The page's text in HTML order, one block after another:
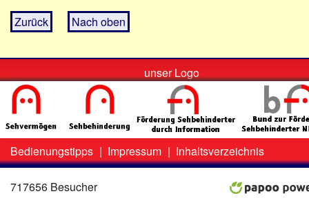
Zurück Nach oben
unser Logo
Zweit-
Menü
Bedienungstipps | Impressum | Inhaltsverzeichnis
717656 Besucher